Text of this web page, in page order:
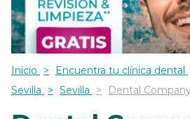
Inicio Encuentra tu clínica dental
Sevilla
Sevilla Dental